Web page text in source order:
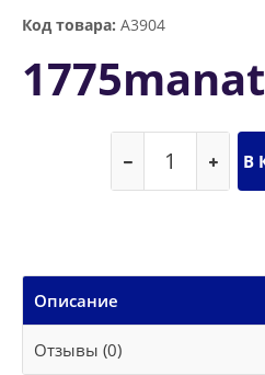
Код товара: A3904
1775manat
Описание
Отзывы (0)